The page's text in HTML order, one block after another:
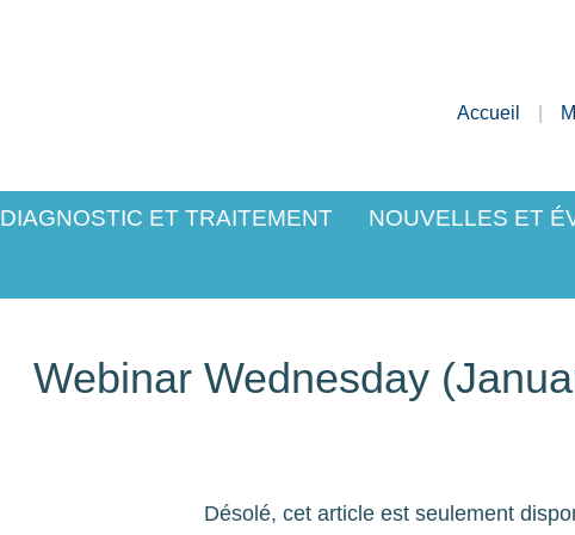
Accueil
DIAGNOSTIC ET TRAITEMENT NOUVELLES ET
Webinar Wednesday
Désolé, cet article est seulement